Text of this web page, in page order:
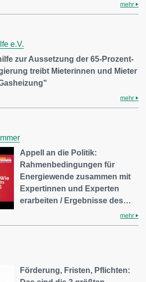
mehr
e.V.
zur Aussetzung der 65-Prozent-
treibt Mieterinnen und Mieter
mehr
Appell an die Politik:
Rahmenbedingungen für
Energiewende zusammen mit
Expertinnen und Experten
erarbeiten / Ergebnisse des…
mehr
Förderung, Fristen, Pflichten: